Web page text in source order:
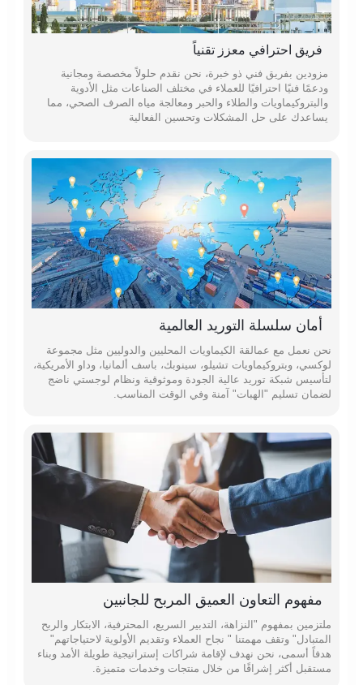
فريق احترافي معزز تقنياً
مزودين بفريق فني ذو خبرة، نحن نقدم حلولاً مخصصة ومجانية
ودعمًا فنيًا احترافيًا للعملاء في مختلف الصناعات مثل الأدوية
والبتروكيماويات والطلاء والحبر ومعالجة مياه الصرف الصحي، مما
يساعدك على حل المشكلات وتحسين الفعالية
أمان سلسلة التوريد العالمية
نحن نعمل مع عمالقة الكيماويات المحليين والدوليين مثل مجموعة
لوكسي، وبتروكيماويات تشيلو، سينوبك، باسف ألمانيا، وداو الأمريكية،
لتأسيس شبكة توريد عالية الجودة وموثوقية ونظام لوجستي ناضج
لضمان تسليم "الهبات" آمنة وفي الوقت المناسب.
مفهوم التعاون العميق المربح للجانبين
ملتزمين بمفهوم "النزاهة، التدبير السريع، المحترفية، الابتكار والربح
المتبادل" وتقف مهمتنا " نجاح العملاء وتقديم الأولوية لاحتياجاتهم"
هدفاً أسمى، نحن نهدف لإقامة شراكات إستراتيجية طويلة الأمد وبناء
مستقبل أكثر إشراقًا من خلال منتجات وخدمات متميزة.